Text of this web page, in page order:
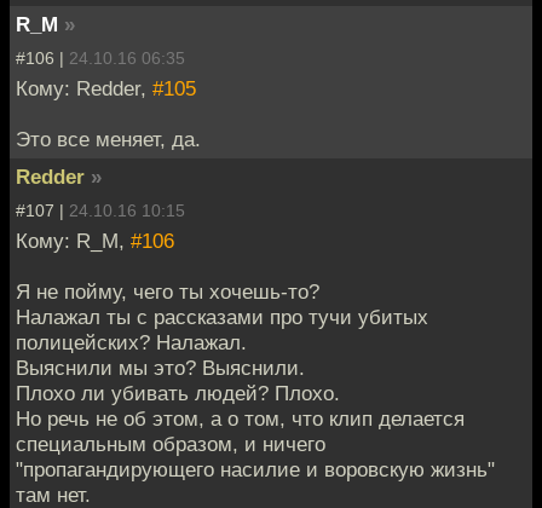
R_M »
#106 | 24.10.16 06:35
Кому: Redder, #105
Это все меняет, да.
Redder »
#107 | 24.10.16 10:15
Кому: R_M, #106
Я не пойму, чего ты хочешь-то?
Налажал ты с рассказами про тучи убитых
полицейских? Налажал.
Выяснили мы это? Выяснили.
Плохо ли убивать людей? Плохо.
Но речь не об этом, а о том, что клип делается
специальным образом, и ничего
"пропагандирующего насилие и воровскую жизнь"
там нет.